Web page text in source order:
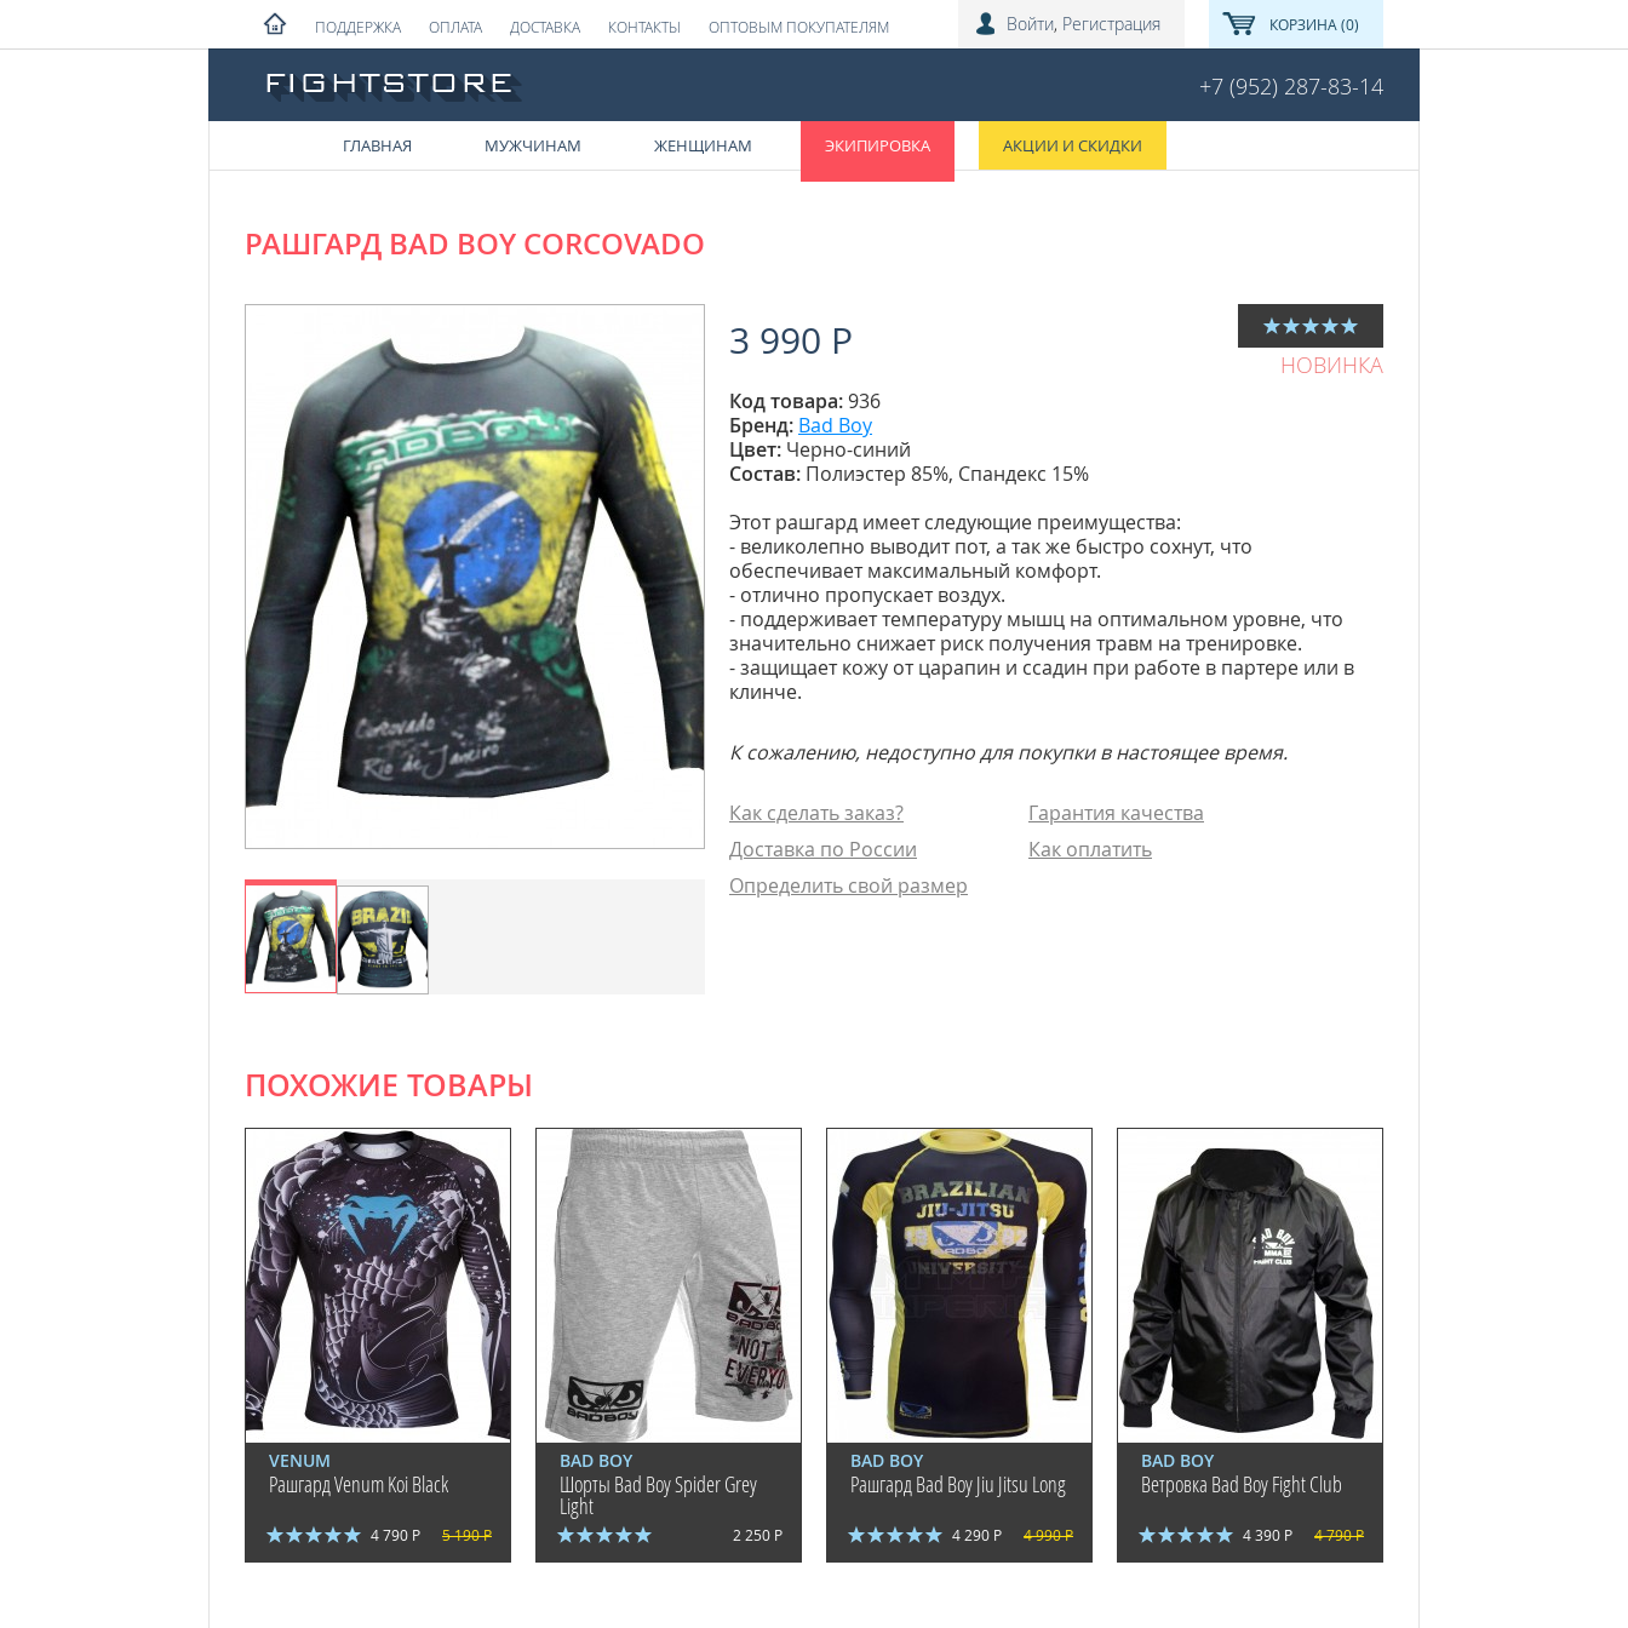
ПОДДЕРЖКА ОПЛАТА ДОСТАВКА КОНТАКТЫ ОПТОВЫМ ПОКУПАТЕЛЯМ КОРЗИНА (0)
Войти, Регистрация
ГЛАВНАЯ МУЖЧИНАМ ЖЕНЩИНАМ ЭКИПИРОВКА АКЦИИ И СКИДКИ
+7 (952) 287-83-14
РАШГАРД BAD BOY CORCOVADO
НОВИНКА
3 990 Р
Код товара:936
Бренд: Bad Boy
Цвет: Черно-синий
Состав: Полиэстер 85%, Спандекс 15%
Этот рашгард имеет следующие преимущества:
- великолепно выводит пот, а так же быстро сохнут, что
обеспечивает максимальный комфорт.
- отлично пропускает воздух.
- поддерживает температуру мышц на оптимальном уровне, что
значительно снижает риск получения травм на тренировке.
- защищает кожу от царапин и ссадин при работе в партере или в
клинче.
К сожалению, недоступно для покупки в настоящее время.
Как сделать заказ?
Гарантия качества
Доставка по России
Как оплатить
Определить свой размер
ПОХОЖИЕ ТОВАРЫ
VENUM
Рашгард Venum Koi Black
4 790 Р 5 190 Р
BAD BOY
Шорты Bad Boy Spider Grey
Light
2 250 Р
BAD BOY
Рашгард Bad Boy Jiu Jitsu Long
4 290 Р 4 990 Р
BAD BOY
Ветровка Bad Boy Fight Club
4 390 Р 4 790 Р